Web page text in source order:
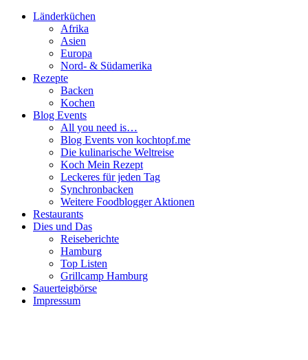
Länderküchen
Afrika
Asien
Europa
Nord- & Südamerika
Rezepte
Backen
Kochen
Blog Events
All you need is…
Blog Events von kochtopf.me
Die kulinarische Weltreise
Koch Mein Rezept
Leckeres für jeden Tag
Synchronbacken
Weitere Foodblogger Aktionen
Restaurants
Dies und Das
Reiseberichte
Hamburg
Top Listen
Grillcamp Hamburg
Sauerteigbörse
Impressum